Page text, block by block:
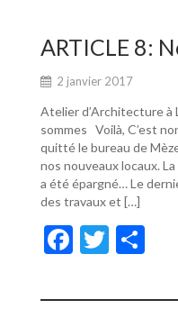
o
o
k
er
ARTICLE 8:
2 janvier 2017
Atelier d’Architecture
sommes Voilà, C’est
quitté le bureau de
nos nouveaux locaux.
a été épargné… Le
des travaux et […]
F
e
T
itt ta